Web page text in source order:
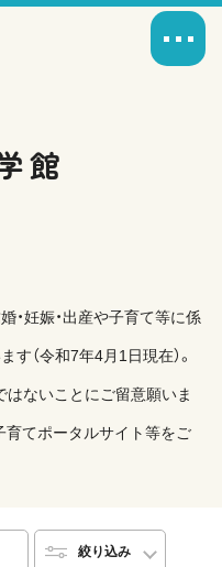
館
・妊娠・出産や子育て等に係
（令和7年4月1日現在）。
ないことにご留意願いま
育てポータルサイト等をご
絞り込み